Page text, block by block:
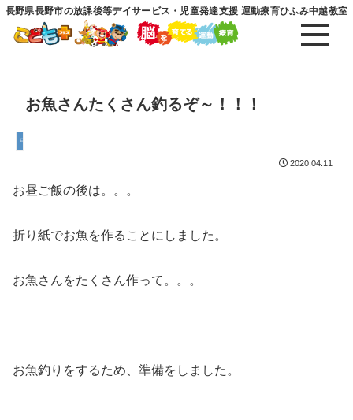
長野県長野市の放課後等デイサービス・児童発達支援 運動療育ひふみ中越教室
お魚さんたくさん釣るぞ～！！！
中越教室
2020.04.11
お昼ご飯の後は。。。
折り紙でお魚を作ることにしました。
お魚さんをたくさん作って。。。
お魚釣りをするため、準備をしました。